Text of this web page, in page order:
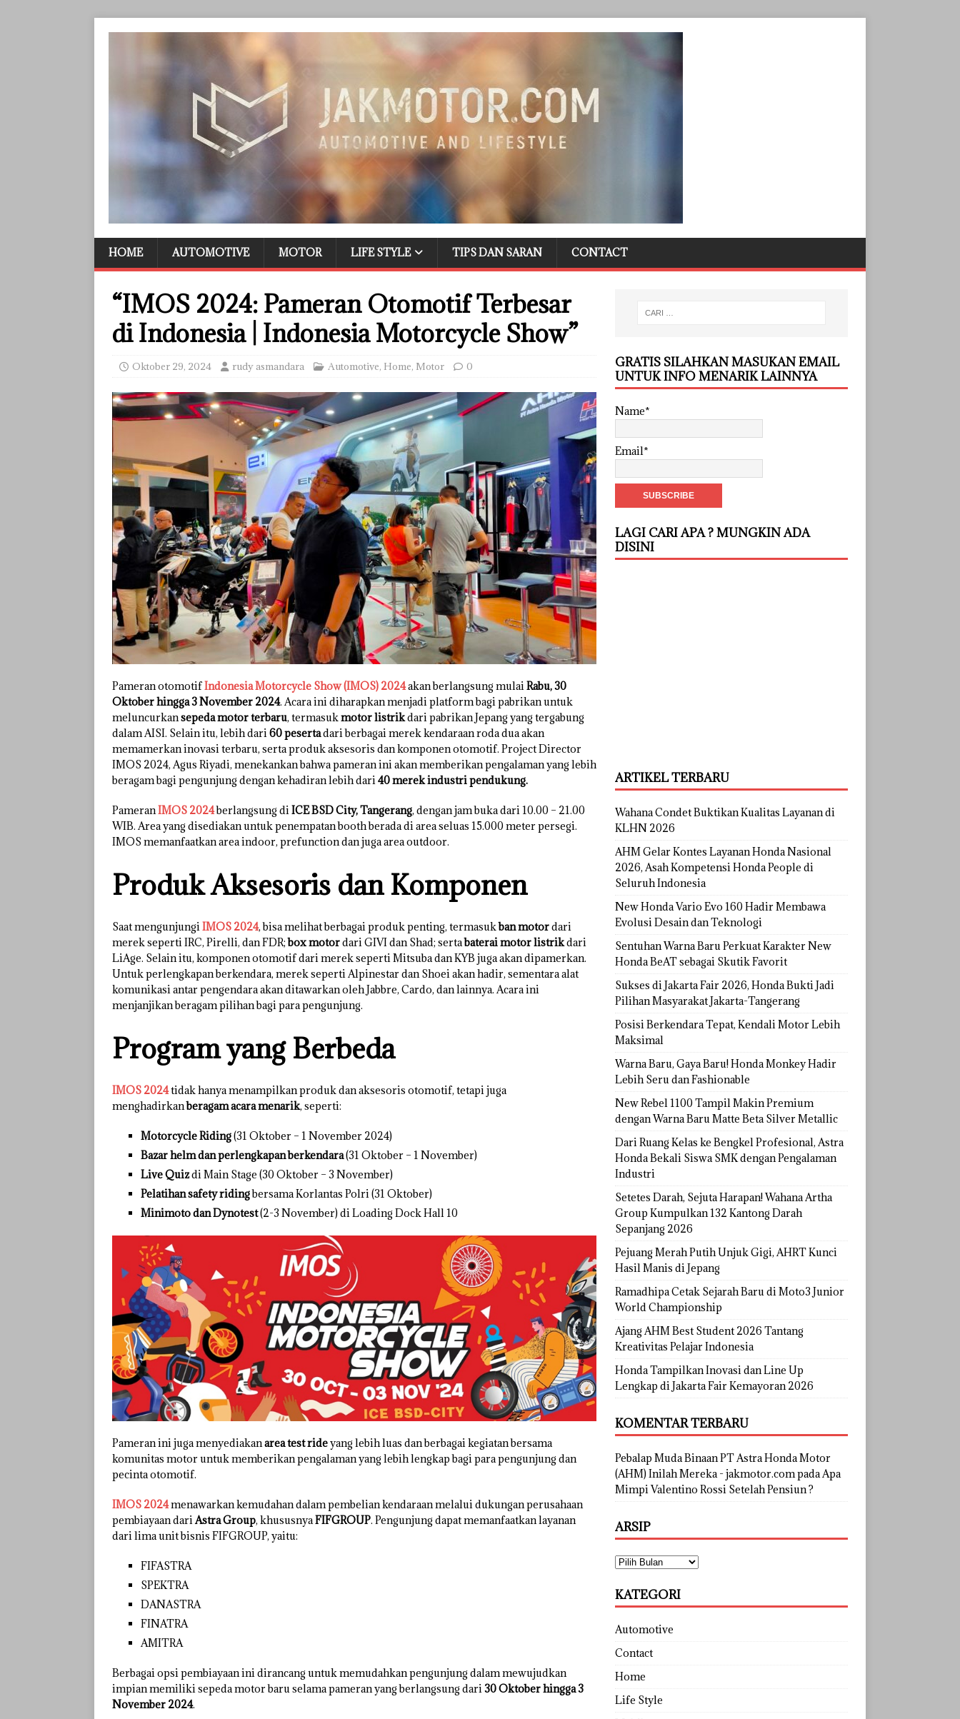
HOME AUTOMOTIVE MOTOR LIFE STYLE TIPS DAN SARAN CONTACT
“IMOS 2024: Pameran Otomotif Terbesar
di Indonesia | Indonesia Motorcycle Show”
Oktober 29, 2024 rudy asmandara Automotive, Home, Motor 0
Pameran otomotifIndonesia Motorcycle Show (IMOS) 2024akan berlangsung mulaiRabu, 30
Oktober hingga 3 November 2024. Acara ini diharapkan menjadi platform bagi pabrikan untuk
meluncurkansepeda motor terbaru, termasukmotor listrikdari pabrikan Jepang yang tergabung
dalam AISI. Selain itu, lebih dari60 pesertadari berbagai merek kendaraan roda dua akan
memamerkan inovasi terbaru, serta produk aksesoris dan komponen otomotif. Project Director
IMOS 2024, Agus Riyadi, menekankan bahwa pameran ini akan memberikan pengalaman yang lebih
beragam bagi pengunjung dengan kehadiran lebih dari40 merek industri pendukung.
PameranIMOS 2024berlangsung diICE BSD City, Tangerang, dengan jam buka dari 10.00 – 21.00
WIB. Area yang disediakan untuk penempatan booth berada di area seluas 15.000 meter persegi.
IMOS memanfaatkan area indoor, prefunction dan juga area outdoor.
Produk Aksesoris dan Komponen
Saat mengunjungiIMOS 2024, bisa melihat berbagai produk penting, termasukban motordari
merek seperti IRC, Pirelli, dan FDR;box motordari GIVI dan Shad; sertabaterai motor listrikdari
LiAge. Selain itu, komponen otomotif dari merek seperti Mitsuba dan KYB juga akan dipamerkan.
Untuk perlengkapan berkendara, merek seperti Alpinestar dan Shoei akan hadir, sementara alat
komunikasi antar pengendara akan ditawarkan oleh Jabbre, Cardo, dan lainnya. Acara ini
menjanjikan beragam pilihan bagi para pengunjung.
Program yang Berbeda
IMOS 2024tidak hanya menampilkan produk dan aksesoris otomotif, tetapi juga
menghadirkanberagam acara menarik, seperti:
Motorcycle Riding(31 Oktober – 1 November 2024)
Bazar helm dan perlengkapan berkendara(31 Oktober – 1 November)
Live Quizdi Main Stage (30 Oktober – 3 November)
Pelatihan safety ridingbersama Korlantas Polri (31 Oktober)
Minimoto dan Dynotest(2-3 November) di Loading Dock Hall 10
Pameran ini juga menyediakanarea test rideyang lebih luas dan berbagai kegiatan bersama
komunitas motor untuk memberikan pengalaman yang lebih lengkap bagi para pengunjung dan
pecinta otomotif.
IMOS 2024menawarkan kemudahan dalam pembelian kendaraan melalui dukungan perusahaan
pembiayaan dariAstra Group, khususnyaFIFGROUP. Pengunjung dapat memanfaatkan layanan
dari lima unit bisnis FIFGROUP, yaitu:
FIFASTRA
SPEKTRA
DANASTRA
FINATRA
AMITRA
Berbagai opsi pembiayaan ini dirancang untuk memudahkan pengunjung dalam mewujudkan
impian memiliki sepeda motor baru selama pameran yang berlangsung dari30 Oktober hingga 3
November 2024.
GRATIS SILAHKAN MASUKAN EMAIL
UNTUK INFO MENARIK LAINNYA
Name*
Email*
LAGI CARI APA ? MUNGKIN ADA
DISINI
ARTIKEL TERBARU
Wahana Condet Buktikan Kualitas Layanan di
KLHN 2026
AHM Gelar Kontes Layanan Honda Nasional
2026, Asah Kompetensi Honda People di
Seluruh Indonesia
New Honda Vario Evo 160 Hadir Membawa
Evolusi Desain dan Teknologi
Sentuhan Warna Baru Perkuat Karakter New
Honda BeAT sebagai Skutik Favorit
Sukses di Jakarta Fair 2026, Honda Bukti Jadi
Pilihan Masyarakat Jakarta-Tangerang
Posisi Berkendara Tepat, Kendali Motor Lebih
Maksimal
Warna Baru, Gaya Baru! Honda Monkey Hadir
Lebih Seru dan Fashionable
New Rebel 1100 Tampil Makin Premium
dengan Warna Baru Matte Beta Silver Metallic
Dari Ruang Kelas ke Bengkel Profesional, Astra
Honda Bekali Siswa SMK dengan Pengalaman
Industri
Setetes Darah, Sejuta Harapan! Wahana Artha
Group Kumpulkan 132 Kantong Darah
Sepanjang 2026
Pejuang Merah Putih Unjuk Gigi, AHRT Kunci
Hasil Manis di Jepang
Ramadhipa Cetak Sejarah Baru di Moto3 Junior
World Championship
Ajang AHM Best Student 2026 Tantang
Kreativitas Pelajar Indonesia
Honda Tampilkan Inovasi dan Line Up
Lengkap di Jakarta Fair Kemayoran 2026
KOMENTAR TERBARU
Pebalap Muda Binaan PT Astra Honda Motor
(AHM) Inilah Mereka - jakmotor.compadaApa
Mimpi Valentino Rossi Setelah Pensiun ?
ARSIP
KATEGORI
Automotive
Contact
Home
Life Style